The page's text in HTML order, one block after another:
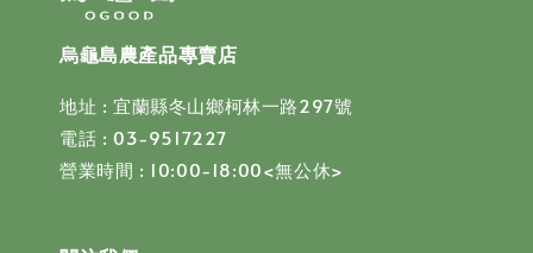
烏龜島農產品專賣店
地址 : 宜蘭縣冬山鄉柯林一路297號
電話 : 03-9517227
營業時間 : 10:00-18:00<無公休>